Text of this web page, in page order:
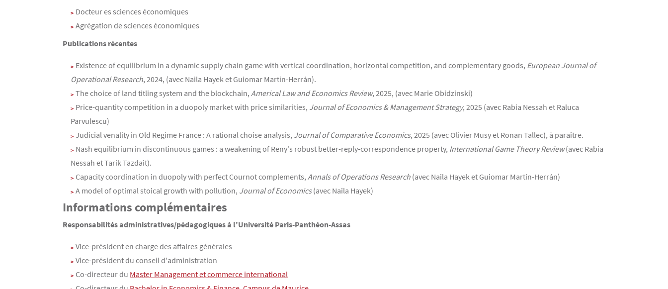
Docteur es sciences économiques
Agrégation de sciences économiques
Publications récentes
Existence of equilibrium in a dynamic supply chain game with vertical coordination, horizontal competition, and complementary goods, European Journal of
Operational Research, 2024, (avec Naila Hayek et Guiomar Martín-Herrán).
The choice of land titling system and the blockchain, Americal Law and Economics Review, 2025, (avec Marie Obidzinski)
Price-quantity competition in a duopoly market with price similarities, Journal of Economics & Management Strategy, 2025 (avec Rabia Nessah et Raluca
Parvulescu)
Judicial venality in Old Regime France : A rational choise analysis, Journal of Comparative Economics, 2025 (avec Olivier Musy et Ronan Tallec), à paraître.
Nash equilibrium in discontinuous games : a weakening of Reny's robust better-reply-correspondence property, International Game Theory Review(avec Rabia
Nessah et Tarik Tazdait).
Capacity coordination in duopoly with perfect Cournot complements, Annals of Operations Research (avec Naila Hayek et Guiomar Martín-Herrán)
A model of optimal stoical growth with pollution, Journal of Economics(avec Naila Hayek)
Informations complémentaires
Responsabilités administratives/pédagogiques à l'Université Paris-Panthéon-Assas
Vice-président en charge des affaires générales
Vice-président du conseil d'administration
Co-directeur du Master Management et commerce international